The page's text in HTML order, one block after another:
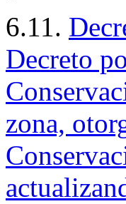
6.11.
Decreto
zona,